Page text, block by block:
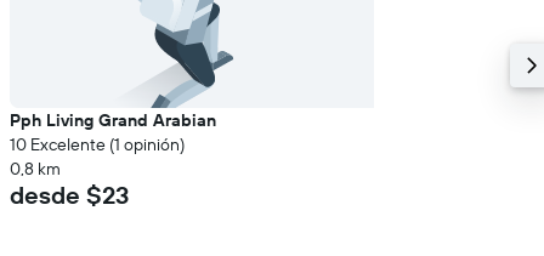
Pph Living Grand Arabian
10 Excelente (1 opinión)
0,8 km
desde $23